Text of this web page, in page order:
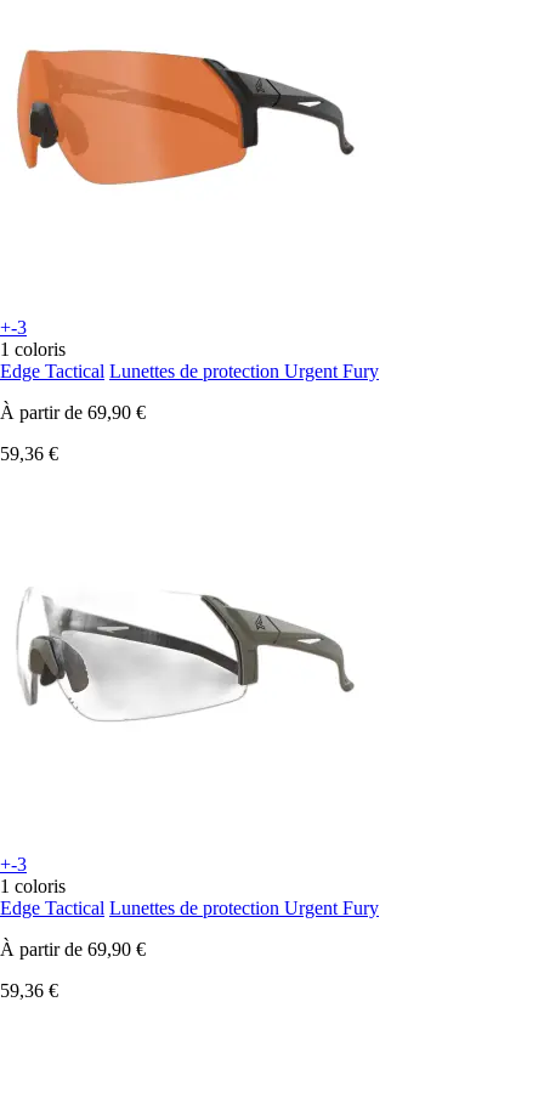
+-3
1 coloris
Edge Tactical Lunettes de protection Urgent Fury
À partir de 69,90 €
59,36 €
+-3
1 coloris
Edge Tactical Lunettes de protection Urgent Fury
À partir de 69,90 €
59,36 €